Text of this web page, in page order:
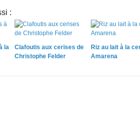
:
la
Clafoutis aux cerises de
Christophe Felder
Riz au lait à la
Amarena